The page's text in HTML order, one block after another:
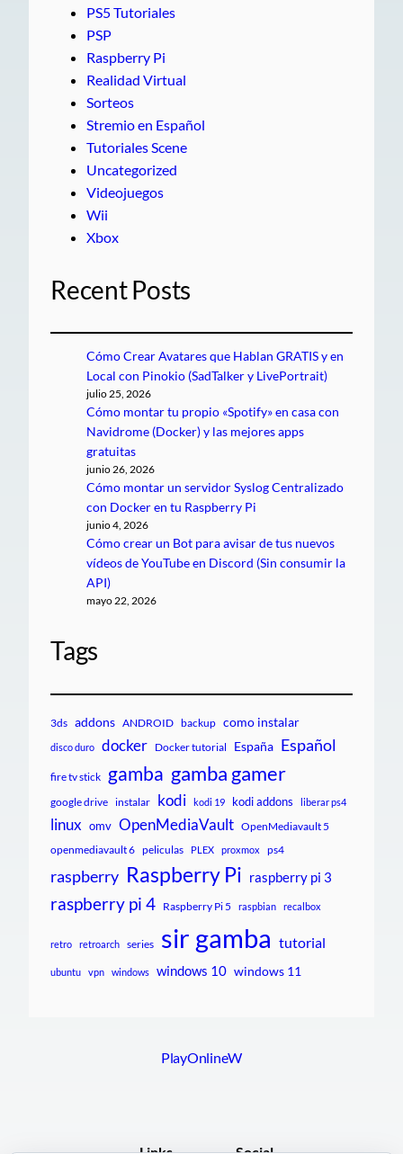
PS5 Tutoriales
PSP
Raspberry Pi
Realidad Virtual
Sorteos
Stremio en Español
Tutoriales Scene
Uncategorized
Videojuegos
Wii
Xbox
Recent Posts
Cómo Crear Avatares que Hablan GRATIS y en
Local con Pinokio (SadTalker y LivePortrait)
julio 25, 2026
Cómo montar tu propio «Spotify» en casa con
Navidrome (Docker) y las mejores apps
gratuitas
junio 26, 2026
Cómo montar un servidor Syslog Centralizado
con Docker en tu Raspberry Pi
junio 4, 2026
Cómo crear un Bot para avisar de tus nuevos
vídeos de YouTube en Discord (Sin consumir la
API)
mayo 22, 2026
Tags
3ds addons ANDROID backup como instalar
disco duro docker Docker tutorial España Español
fire tv stick gamba gamba gamer
google drive instalar kodi kodi 19 kodi addons liberar ps4
linux omv OpenMediaVault OpenMediavault 5
openmediavault 6 peliculas PLEX proxmox ps4
raspberry Raspberry Pi raspberry pi 3
raspberry pi 4 Raspberry Pi 5 raspbian recalbox
retro retroarch series sir gamba tutorial
ubuntu vpn windows windows 10 windows 11
PlayOnlineW